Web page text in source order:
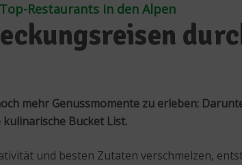
Restaurants in den Alpen
mehr Genussmomente zu erleben:
Bucket List.
und besten Zutaten verschmelzen,